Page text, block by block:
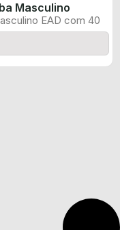
Masculino
EAD com 40